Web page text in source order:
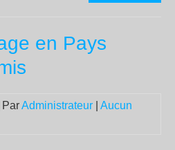
de
en Pays
| ParAdministrateur
Aucun